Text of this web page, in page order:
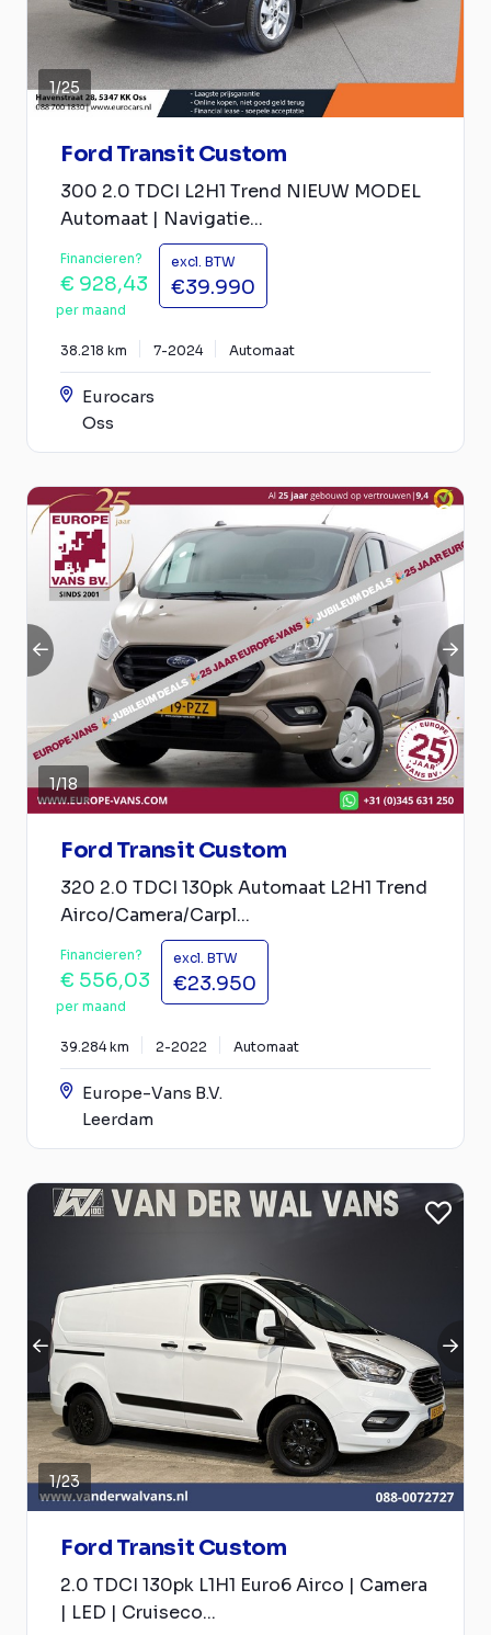
1/25
Ford Transit Custom
300 2.0 TDCI L2H1 Trend NIEUW MODEL
Automaat | Navigatie...
Financieren?
€ 928,43
per maand
excl. BTW
€39.990
38.218 km 7-2024 Automaat
Eurocars
Oss
1/18
Ford Transit Custom
320 2.0 TDCI 130pk Automaat L2H1 Trend
Airco/Camera/Carpl...
Financieren?
€ 556,03
per maand
excl. BTW
€23.950
39.284 km 2-2022 Automaat
Europe-Vans B.V.
Leerdam
1/23
Ford Transit Custom
2.0 TDCI 130pk L1H1 Euro6 Airco | Camera
| LED | Cruiseco...